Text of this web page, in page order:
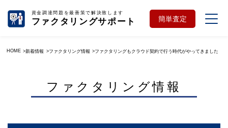
資金調達問題を最善策で解決致します
ファクタリングサポート 簡単査定
HOME 新着情報 ファクタリング情報 ファクタリングもクラウド契約で行う時代がやってきました
ファクタリング情報